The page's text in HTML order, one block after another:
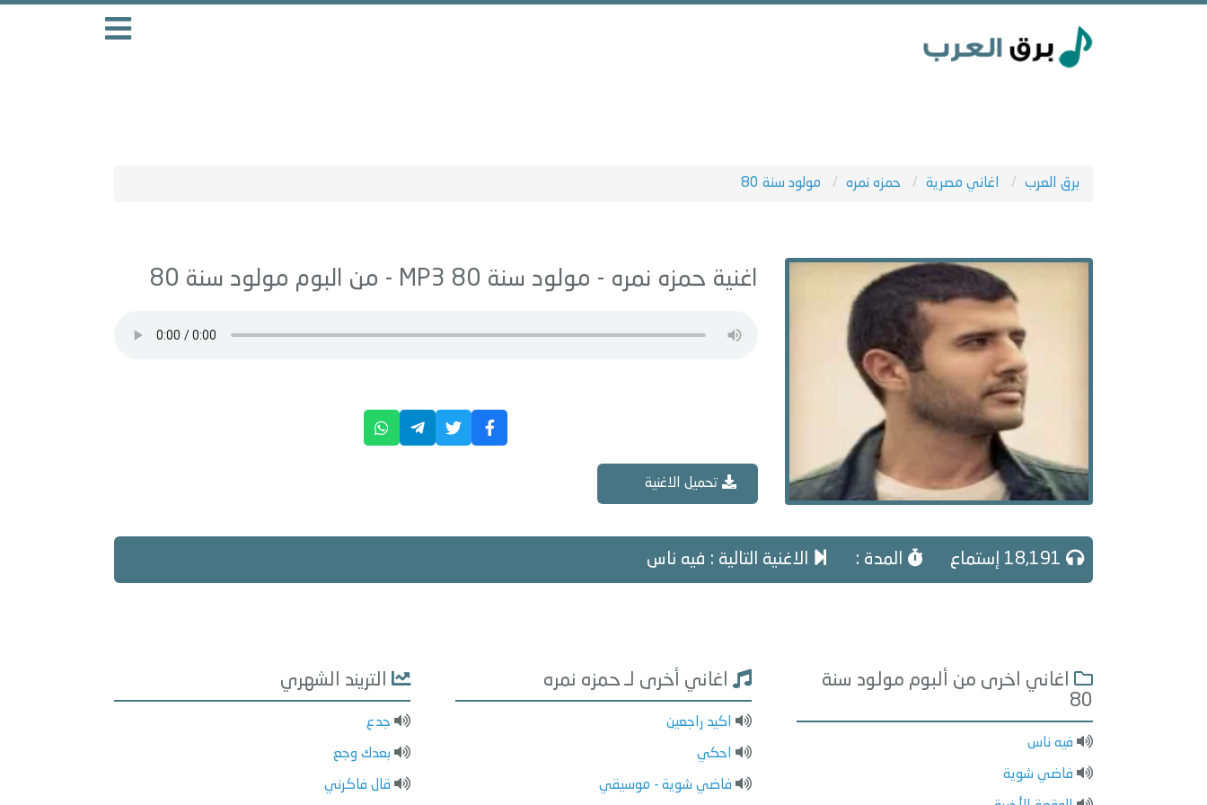
برق العرب اغاني مصرية حمزه نمره مولود سنة 80
اغنية حمزه نمره - مولود سنة 80 مولود سنة 80
تحميل الاغنية
المدة : الاغنية التالية : فيه ناس
اغاني اخرى من ألبوم مولود سنة
80
فيه ناس
فاضي شوية
اغاني أخرى لـ حمزه نمره
اكيد راجعين
احكي
فاضي شوية - موسيقي
التريند الشهري
جدع
بعدك وجع
قال فاكرني